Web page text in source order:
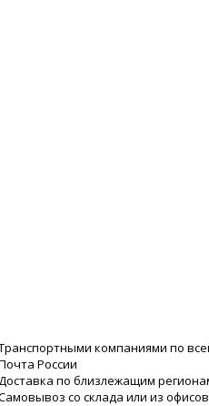
компаниями по
России
по близлежащим
со склада или из